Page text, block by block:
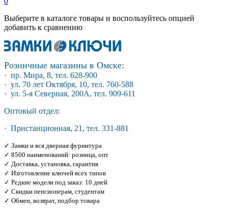
Выберите в каталоге товары и воспользуйтесь опцией
добавить к сравнению
Розничные магазины в Омске:
· пр. Мира, 8, тел. 628-900
· ул. 70 лет Октября, 10, тел. 760-588
· ул. 5-я Северная, 200А, тел. 909-611
Оптовый отдел:
· Пристанционная, 21, тел. 331-881
✓ Замки и вся дверная фурнитура
✓ 8500 наименований: розница, опт
✓ Доставка, установка, гарантия
✓ Изготовление ключей всех типов
✓ Редкие модели под заказ: 10 дней
✓ Скидки пенсионерам, студентам
✓ Обмен, возврат, подбор товара